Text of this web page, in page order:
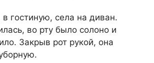
гостиную, села на диван.
во рту было солоно и
Закрыв рот рукой, она